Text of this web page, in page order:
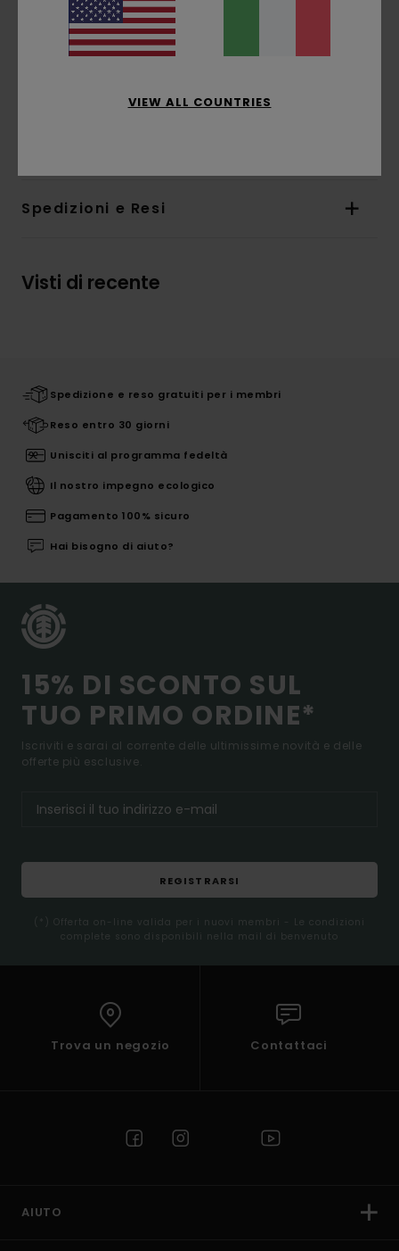
Maniche:maniche corte
Marcatura:stampa a base d'acqua davanti
Etichetta Corporate a bandiera nell'orlo
Spedizioni e Resi
Visti di recente
Spedizione e reso gratuiti per i membri
Reso entro 30 giorni
Unisciti al programma fedeltà
Il nostro impegno ecologico
Pagamento 100% sicuro
Hai bisogno di aiuto?
15% DI SCONTO SUL
TUO PRIMO ORDINE*
Iscriviti e sarai al corrente delle ultimissime novità e delle
offerte più esclusive.
REGISTRARSI
(*) Offerta on-line valida per i nuovi membri - Le condizioni
complete sono disponibili nella mail di benvenuto
Trova un negozio Contattaci
AIUTO
VIEW ALL COUNTRIES